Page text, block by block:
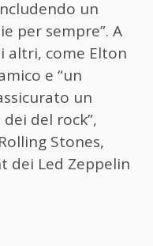
un
per sempre”. A
altri, come Elton
e “un
un
del rock”,
Stones,
dei Led Zeppelin